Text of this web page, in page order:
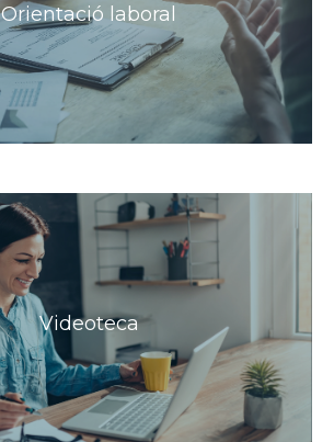
Orientació laboral
Videoteca